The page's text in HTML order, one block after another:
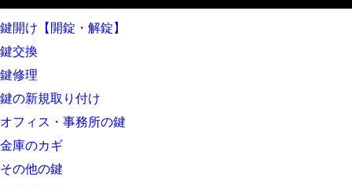
鍵開け【開錠・解錠】
鍵交換
鍵修理
鍵の新規取り付け
オフィス・事務所の鍵
金庫のカギ
その他の鍵